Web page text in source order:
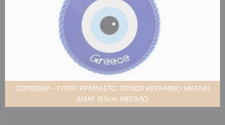
ΣΟΥΒΕΝΙΡ - ΓΟΥΡΙ ΚΡΕΜΑΣΤΟ ΤΟΙΧΟΥ ΚΕΡΑΜΙΚΟ ΜΑΤΑΚΙ
ΔΙΑΜ. 11,5cm ΜΕΓΑΛΟ